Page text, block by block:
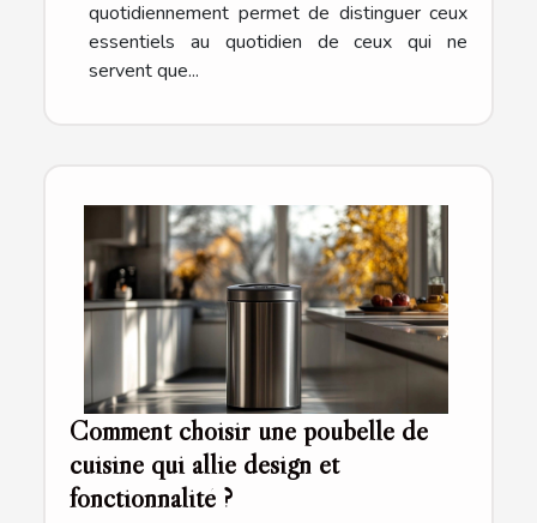
quotidiennement permet de distinguer ceux
essentiels au quotidien de ceux qui ne
servent que...
Comment choisir une poubelle de
cuisine qui allie design et
fonctionnalité ?